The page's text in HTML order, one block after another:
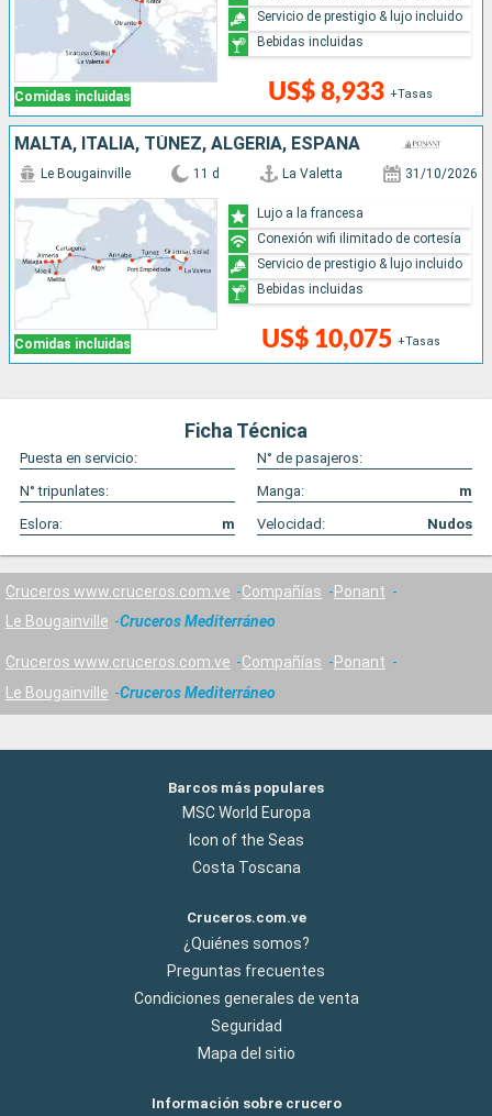
Comidas incluidas US$ 8,933 +Tasas
Servicio de prestigio & lujo incluido
Bebidas incluidas
MALTA, ITALIA, TÚNEZ, ALGERIA, ESPAÑA
Comidas incluidas
Le Bougainville 11 d La Valetta 31/10/2026
US$ 10,075 +Tasas
Lujo a la francesa
Conexión wifi ilimitado de cortesía
Servicio de prestigio & lujo incluido
Bebidas incluidas
Ficha Técnica
Puesta en servicio:
N° de pasajeros:
N° tripunlates:
Manga:
m
Eslora:
m Velocidad: Nudos
Cruceros www.cruceros.com.ve Compañías
Ponant
Le Bougainville
Cruceros Mediterráneo
Cruceros www.cruceros.com.ve Compañías
Ponant
Le Bougainville
Cruceros Mediterráneo
Barcos más populares
MSC World Europa
Icon of the Seas
Costa Toscana
Cruceros.com.ve
¿Quiénes somos?
Preguntas frecuentes
Condiciones generales de venta
Seguridad
Mapa del sitio
Información sobre crucero